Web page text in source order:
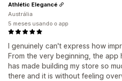
I genuinely can't express how
From the very beginning, the app
has made building my store so
there and it is without feeling
Athlétic Elegancé
Austrália
5 meses usando o app